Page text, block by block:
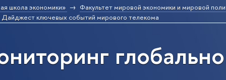
школа экономики»
Факультет мировой экономики и мировой
Дайджест ключевых событий мирового телекома